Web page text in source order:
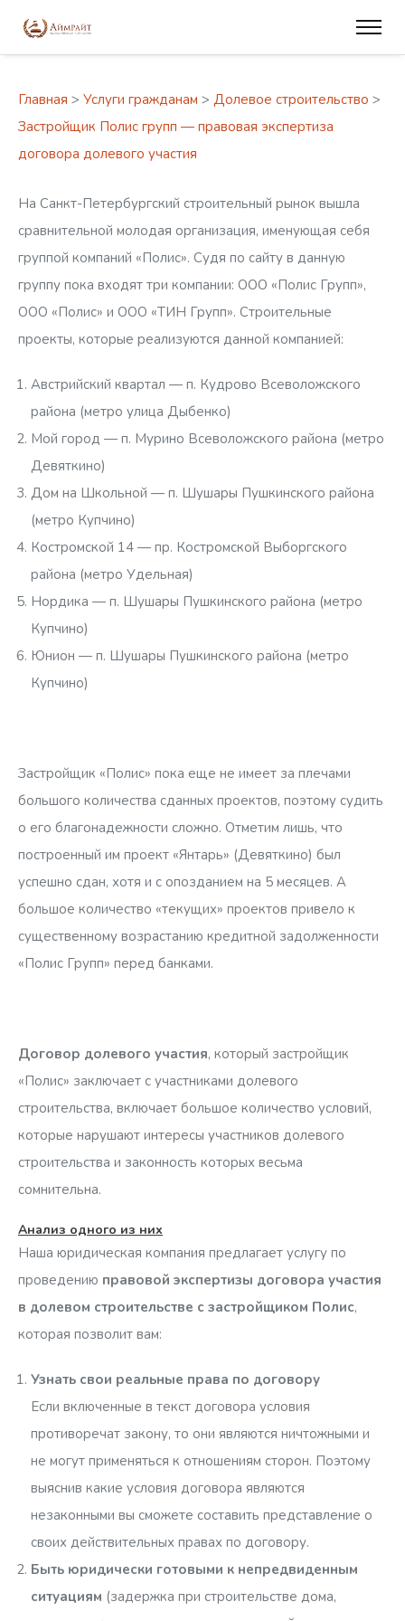
Главная > Услуги гражданам > Долевое строительство >
Застройщик Полис групп — правовая экспертиза
договора долевого участия
На Санкт-Петербургский строительный рынок вышла
сравнительной молодая организация, именующая себя
группой компаний «Полис». Судя по сайту в данную
группу пока входят три компании: ООО «Полис Групп»,
ООО «Полис» и ООО «ТИН Групп». Строительные
проекты, которые реализуются данной компанией:
Австрийский квартал — п. Кудрово Всеволожского
района (метро улица Дыбенко)
Мой город — п. Мурино Всеволожского района (метро
Девяткино)
Дом на Школьной — п. Шушары Пушкинского района
(метро Купчино)
Костромской 14 — пр. Костромской Выборгского
района (метро Удельная)
Нордика — п. Шушары Пушкинского района (метро
Купчино)
Юнион — п. Шушары Пушкинского района (метро
Купчино)
Застройщик «Полис» пока еще не имеет за плечами
большого количества сданных проектов, поэтому судить
о его благонадежности сложно. Отметим лишь, что
построенный им проект «Янтарь» (Девяткино) был
успешно сдан, хотя и с опозданием на 5 месяцев. А
большое количество «текущих» проектов привело к
существенному возрастанию кредитной задолженности
«Полис Групп» перед банками.
Договор долевого участия, который застройщик
«Полис» заключает с участниками долевого
строительства, включает большое количество условий,
которые нарушают интересы участников долевого
строительства и законность которых весьма
сомнительна.
Анализ одного из них
«Стороны признают, что площадь квартиры,
передаваемой Участнику долевого строительства
существенным изменением размера квартиры и
нарушением требований о качестве квартиры, при
условии, что отклонения площади не будут превышать
пределы, установленные настоящим Договором.
Стороны признают, что не считается существенным
изменением размера квартиры отклонение площади
Квартиры, по результатам обмеров ПИБ, от площади
квартиры, указанной в п. 1.2 настоящего Договора, в
пределах 7 % как в большую, так и в меньшую сторону».
Наша юридическая компания предлагает услугу по
проведению правовой экспертизы договора участия
в долевом строительстве с застройщиком Полис,
которая позволит вам:
Узнать свои реальные права по договору
Если включенные в текст договора условия
противоречат закону, то они являются ничтожными и
не могут применяться к отношениям сторон. Поэтому
выяснив какие условия договора являются
незаконными вы сможете составить представление о
своих действительных правах по договору.
Быть юридически готовыми к непредвиденным
ситуациям (задержка при строительстве дома,